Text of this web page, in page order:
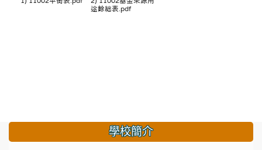
途餘絀表.pdf
學校簡介